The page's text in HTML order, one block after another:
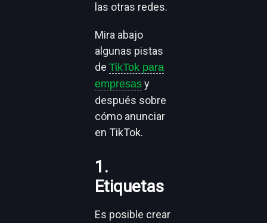
las otras redes.
Mira abajo
algunas pistas
deTikTok para
empresas y
después sobre
cómo anunciar
en TikTok.
1.
Etiquetas
Es posible crear